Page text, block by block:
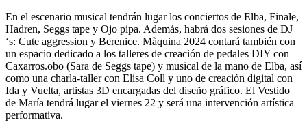
En el escenario musical tendrán lugar los conciertos de Elba, Finale,
Hadren, Seggs tape y Ojo pipa. Además, habrá dos sesiones de DJ
‘s: Cute aggression y Berenice. Màquina 2024 contará también con
un espacio dedicado a los talleres de creación de pedales DIY con
Caxarros.obo (Sara de Seggs tape) y musical de la mano de Elba, así
como una charla-taller con Elisa Coll y uno de creación digital con
Ida y Vuelta, artistas 3D encargadas del diseño gráfico. El Vestido
de María tendrá lugar el viernes 22 y será una intervención artística
performativa.